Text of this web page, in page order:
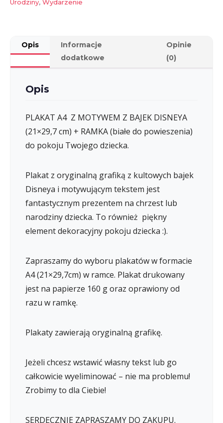
Urodziny, Wydarzenie
Opis
Informacje
dodatkowe
Opinie
(0)
Opis
PLAKAT A4 Z MOTYWEM Z BAJEK DISNEYA
(21×29,7 cm) + RAMKA (białe do powieszenia)
do pokoju Twojego dziecka.
Plakat z oryginalną grafiką z kultowych bajek
Disneya i motywującym tekstem jest
fantastycznym prezentem na chrzest lub
narodziny dziecka. To również piękny
element dekoracyjny pokoju dziecka :).
Zapraszamy do wyboru plakatów w formacie
A4 (21×29,7cm) w ramce. Plakat drukowany
jest na papierze 160 g oraz oprawiony od
razu w ramkę.
Plakaty zawierają oryginalną grafikę.
Jeżeli chcesz wstawić własny tekst lub go
całkowicie wyeliminować – nie ma problemu!
Zrobimy to dla Ciebie!
SERDECZNIE ZAPRASZAMY DO ZAKUPU.